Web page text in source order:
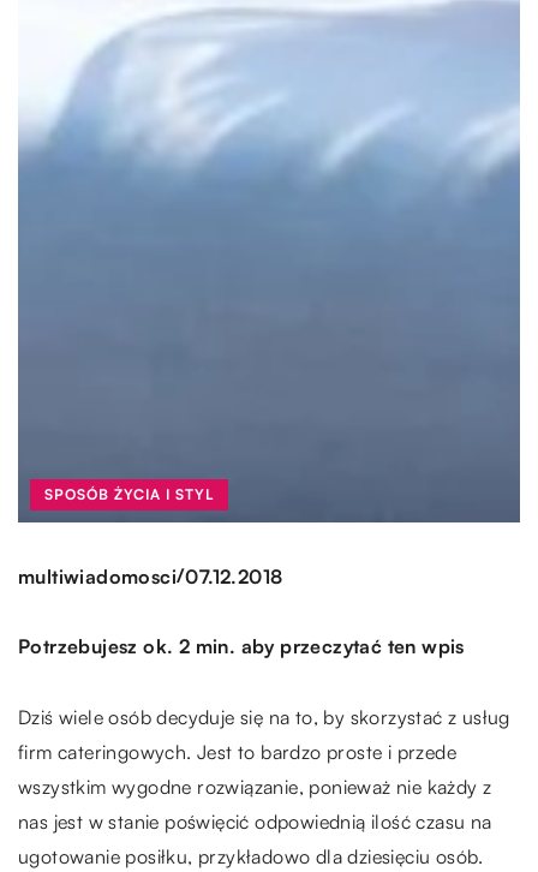
SPOSÓB ŻYCIA I STYL
multiwiadomosci/07.12.2018
Potrzebujesz ok. 2 min. aby przeczytać ten wpis
Dziś wiele osób decyduje się na to, by skorzystać z usług
firm cateringowych. Jest to bardzo proste i przede
wszystkim wygodne rozwiązanie, ponieważ nie każdy z
nas jest w stanie poświęcić odpowiednią ilość czasu na
ugotowanie posiłku, przykładowo dla dziesięciu osób.